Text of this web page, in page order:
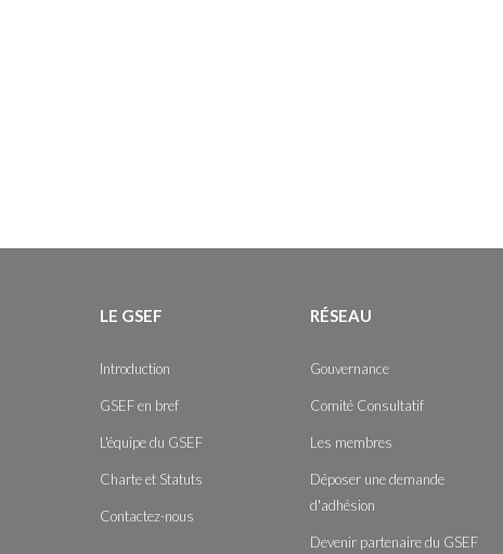
LE GSEF
Introduction
GSEF en bref
L'équipe du GSEF
Charte et Statuts
Contactez-nous
RÉSEAU
Gouvernance
Comité Consultatif
Les membres
Déposer une demande
d'adhésion
Devenir partenaire du GSEF